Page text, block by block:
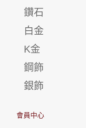
鑽石
白金
K金
鋼飾
銀飾
會員中心